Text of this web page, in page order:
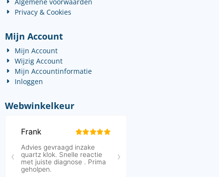
Privacy & Cookies
Mijn Account
Mijn Account
Wijzig Account
Mijn Accountinformatie
Inloggen
Webwinkelkeur